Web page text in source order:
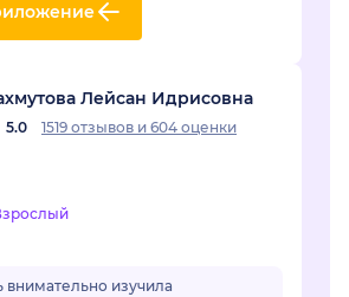
Лейсан Идрисовна
5.0 1519 отзывов и 604 оценки
внимательно изучила